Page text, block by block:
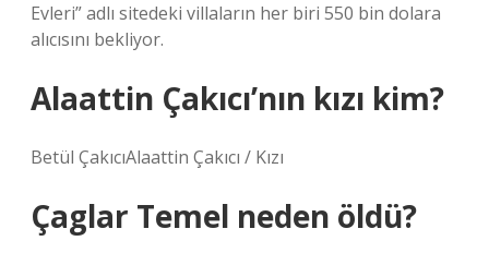
Evleri” adlı sitedeki villaların her biri 550 bin dolara
alıcısını bekliyor.
Alaattin Çakıcı’nın kızı kim?
Betül ÇakıcıAlaattin Çakıcı / Kızı
Çaglar Temel neden öldü?